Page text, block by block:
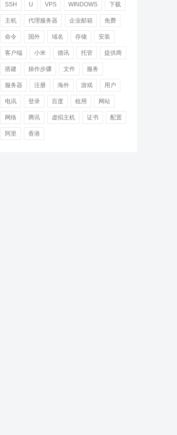
SSH U VPS WINDOWS 下载
主机 代理服务器 企业邮箱 免费
命令 国外 域名 存储 安装
客户端 小米 德讯 托管 提供商
搭建 操作步骤 文件 服务
服务器 注册 海外 游戏 用户
电讯 登录 百度 租用 网站
网络 腾讯 虚拟主机 证书 配置
阿里 香港